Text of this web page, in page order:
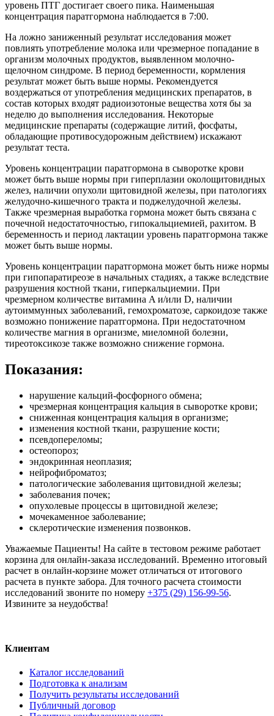
уровень ПТГ достигает своего пика. Наименьшая
концентрация паратгормона наблюдается в 7:00.
На ложно заниженный результат исследования может
повлиять употребление молока или чрезмерное попадание в
организм молочных продуктов, выявленном молочно-
щелочном синдроме. В период беременности, кормления
результат может быть выше нормы. Рекомендуется
воздержаться от употребления медицинских препаратов, в
состав которых входят радиоизотоные вещества хотя бы за
неделю до выполнения исследования. Некоторые
медицинские препараты (содержащие литий, фосфаты,
обладающие противосудорожным действием) искажают
результат теста.
Уровень концентрации паратгормона в сыворотке крови
может быть выше нормы при гиперплазии околощитовидных
желез, наличии опухоли щитовидной железы, при патологиях
желудочно-кишечного тракта и поджелудочной железы.
Также чрезмерная выработка гормона может быть связана с
почечной недостаточностью, гипокальциемией, рахитом. В
беременность и период лактации уровень паратгормона также
может быть выше нормы.
Уровень концентрации паратгормона может быть ниже нормы
при гипопаратиреозе в начальных стадиях, а также вследствие
разрушения костной ткани, гиперкальциемии. При
чрезмерном количестве витамина A и/или D, наличии
аутоиммунных заболеваний, гемохроматозе, саркоидозе также
возможно понижение паратгормона. При недостаточном
количестве магния в организме, миеломной болезни,
тиреотоксикозе также возможно снижение гормона.
Показания:
нарушение кальций-фосфорного обмена;
чрезмерная концентрация кальция в сыворотке крови;
сниженная концентрация кальция в организме;
изменения костной ткани, разрушение кости;
псевдопереломы;
остеопороз;
эндокринная неоплазия;
нейрофиброматоз;
патологические заболевания щитовидной железы;
заболевания почек;
опухолевые процессы в щитовидной железе;
мочекаменное заболевание;
склеротические изменения позвонков.
Уважаемые Пациенты! На сайте в тестовом режиме работает
корзина для онлайн-заказа исследований. Временно итоговый
расчет в онлайн-корзине может отличаться от итогового
расчета в пункте забора. Для точного расчета стоимости
исследований звоните по номеру +375 (29) 156-99-56.
Извините за неудобства!
Клиентам
Каталог исследований
Подготовка к анализам
Получить результаты исследований
Публичный договор